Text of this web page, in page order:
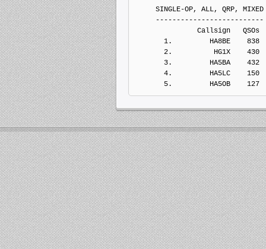
SINGLE-OP, ALL, QRP, MIXED
--------------------------
Callsign   QSOs  Points
1.         HA8BE    838
2.          HG1X    430
3.         HA5BA    432
4.         HA5LC    150
5.         HA5OB    127